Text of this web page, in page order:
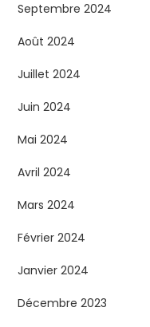
Septembre 2024
Août 2024
Juillet 2024
Juin 2024
Mai 2024
Avril 2024
Mars 2024
Février 2024
Janvier 2024
Décembre 2023